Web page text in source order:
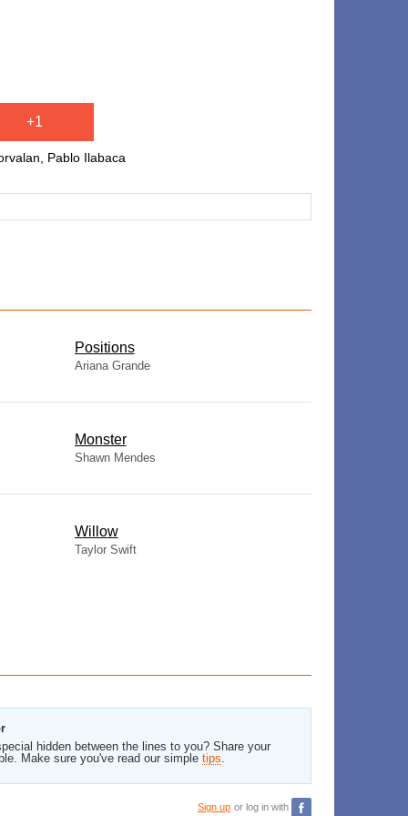
+1
Pablo Ilabaca
​Positions
Ariana Grande
Monster
Shawn Mendes
Willow
Taylor Swift
hidden between the lines to you? Share your
Make sure you've read our simple tips.
Sign up or log in with